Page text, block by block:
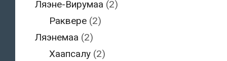
Ляэне-Вирумаа (2)
Раквере (2)
Ляэнемаа (2)
Хаапсалу (2)